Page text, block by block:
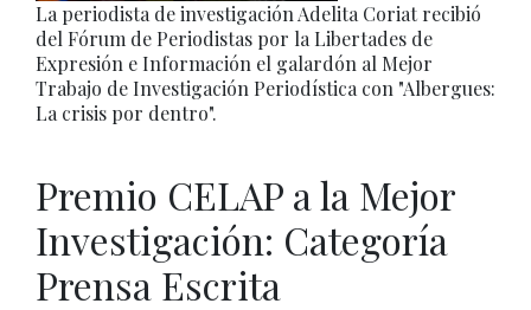
La periodista de investigación Adelita Coriat recibió
del Fórum de Periodistas por la Libertades de
Expresión e Información el galardón al Mejor
Trabajo de Investigación Periodística con "Albergues:
La crisis por dentro".
Premio CELAP a la Mejor
Investigación: Categoría
Prensa Escrita